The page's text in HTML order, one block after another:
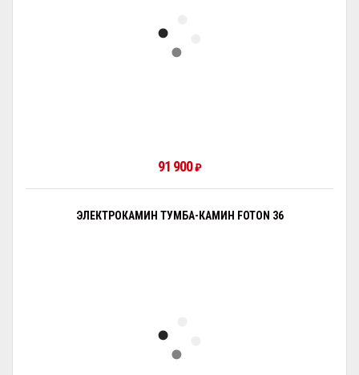
91 900₽
ЭЛЕКТРОКАМИН ТУМБА-КАМИН FOTON 36